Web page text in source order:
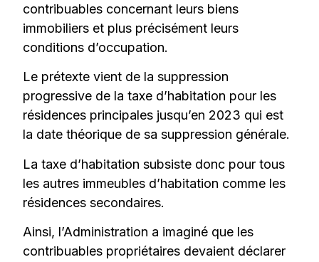
contribuables concernant leurs biens
immobiliers et plus précisément leurs
conditions d’occupation.
Le prétexte vient de la suppression
progressive de la taxe d’habitation pour les
résidences principales jusqu’en 2023 qui est
la date théorique de sa suppression générale.
La taxe d’habitation subsiste donc pour tous
les autres immeubles d’habitation comme les
résidences secondaires.
Ainsi, l’Administration a imaginé que les
contribuables propriétaires devaient déclarer